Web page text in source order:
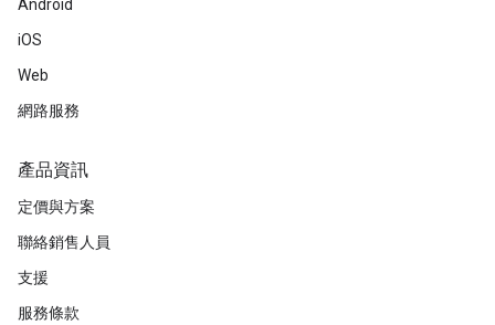
Android
iOS
Web
網路服務
產品資訊
定價與方案
聯絡銷售人員
支援
服務條款